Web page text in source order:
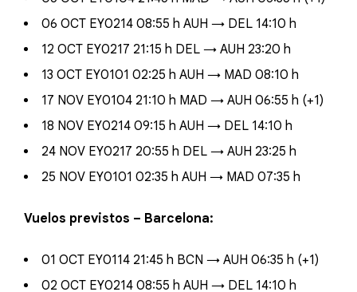
06 OCT EY0214 08:55 h AUH → DEL 14:10 h
12 OCT EY0217 21:15 h DEL → AUH 23:20 h
13 OCT EY0101 02:25 h AUH → MAD 08:10 h
17 NOV EY0104 21:10 h MAD → AUH 06:55 h (+1)
18 NOV EY0214 09:15 h AUH → DEL 14:10 h
24 NOV EY0217 20:55 h DEL → AUH 23:25 h
25 NOV EY0101 02:35 h AUH → MAD 07:35 h
Vuelos previstos – Barcelona:
01 OCT EY0114 21:45 h BCN → AUH 06:35 h (+1)
02 OCT EY0214 08:55 h AUH → DEL 14:10 h